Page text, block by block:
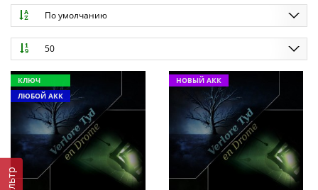
По умолчанию
50
КЛЮЧ
ЛЮБОЙ АКК
НОВЫЙ АКК